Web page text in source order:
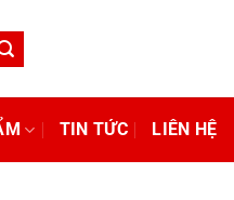
TIN TỨC LIÊN HỆ